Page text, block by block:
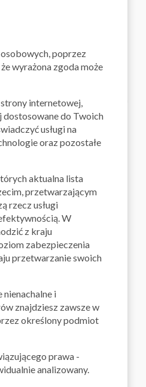
każdorazowo dostępnej za
zapoznanie się i
pomiędzy Usługodawcą
prowadzenie przez
uzyskanie przez Użytkownika
może jednak ograniczyć
z których uprawniony jest
Aplikacji Mobilnej Qpony
nie dokonali, jest w
przez 7 dni w tygodniu.
od czasu ich trwania
bezpłatne, takie jak
przez Usługodawcę w
poprzez
wyrażona zgoda może
internetowej,
dostosowane do Twoich
usługi na
oraz pozostałe
aktualna lista
przetwarzającym
rzecz usługi
W
z kraju
zabezpieczenia
przetwarzanie swoich
i
znajdziesz zawsze w
określony podmiot
prawa -
analizowany.